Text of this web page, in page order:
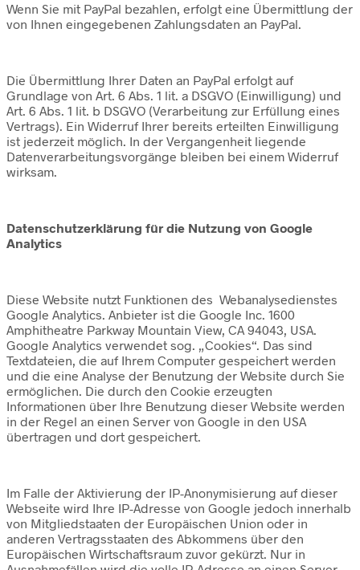
Wenn Sie mit PayPal bezahlen, erfolgt eine Übermittlung der
von Ihnen eingegebenen Zahlungsdaten an PayPal.
Die Übermittlung Ihrer Daten an PayPal erfolgt auf
Grundlage von Art. 6 Abs. 1 lit. a DSGVO (Einwilligung) und
Art. 6 Abs. 1 lit. b DSGVO (Verarbeitung zur Erfüllung eines
Vertrags). Ein Widerruf Ihrer bereits erteilten Einwilligung
ist jederzeit möglich. In der Vergangenheit liegende
Datenverarbeitungsvorgänge bleiben bei einem Widerruf
wirksam.
Datenschutzerklärung für die Nutzung von Google
Analytics
Diese Website nutzt Funktionen des Webanalysedienstes
Google Analytics. Anbieter ist die Google Inc. 1600
Amphitheatre Parkway Mountain View, CA 94043, USA.
Google Analytics verwendet sog. „Cookies“. Das sind
Textdateien, die auf Ihrem Computer gespeichert werden
und die eine Analyse der Benutzung der Website durch Sie
ermöglichen. Die durch den Cookie erzeugten
Informationen über Ihre Benutzung dieser Website werden
in der Regel an einen Server von Google in den USA
übertragen und dort gespeichert.
Im Falle der Aktivierung der IP-Anonymisierung auf dieser
Webseite wird Ihre IP-Adresse von Google jedoch innerhalb
von Mitgliedstaaten der Europäischen Union oder in
anderen Vertragsstaaten des Abkommens über den
Europäischen Wirtschaftsraum zuvor gekürzt. Nur in